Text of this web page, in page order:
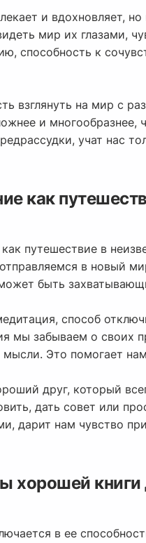
и вдохновляет,
мир их глазами,
способность к
взглянуть на мир с
и
учат нас
как
путешествие в
в новый
быть
способ
мы забываем о своих
мысли. Это помогает
друг, который
дать совет или
дарит нам чувство
хорошей
в ее